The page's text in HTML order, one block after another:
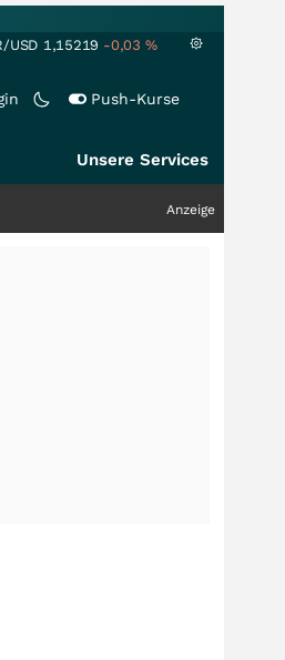
USD 1,15219 -0,03 %
Push-Kurse
Unsere Services
Anzeige